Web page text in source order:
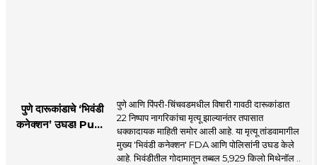
पुणे दारूकांडाचे ‘भिवंडी
कनेक्शन’ उघड! Pune
पुणे आणि पिंपरी-चिंचवडमधील विषारी गावठी दारूकांडात
22 निष्पाप नागरिकांचा मृत्यू झाल्यानंतर तपासात
धक्कादायक माहिती समोर आली आहे. या मृत्यू तांडवामागील
मुख्य 'भिवंडी कनेक्शन' FDA आणि पोलिसांनी उघड केले
आहे. भिवंडीतील गोदामातून तब्बल 5,929 किलो मिथेनॉल ..